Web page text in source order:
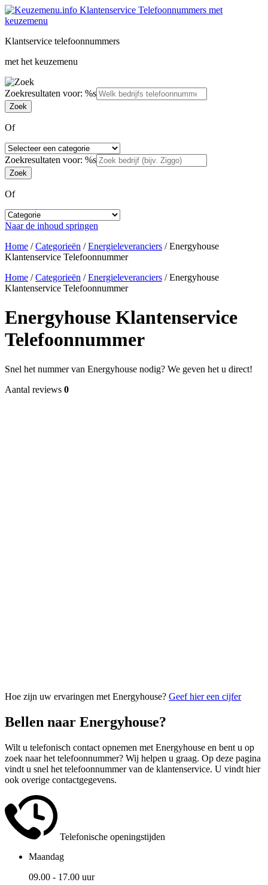
Klantservice telefoonnummers
met het keuzemenu
Zoekresultaten voor: %s
Of
Zoekresultaten voor: %s
Of
Naar de inhoud springen
Home /Categorieën /Energieleveranciers /Energyhouse
Klantenservice Telefoonnummer
Home /Categorieën /Energieleveranciers /Energyhouse
Klantenservice Telefoonnummer
Energyhouse Klantenservice
Telefoonnummer
Snel het nummer van Energyhouse nodig? We geven het u direct!
Aantal reviews 0
Hoe zijn uw ervaringen met Energyhouse? Geef hier een cijfer
Bellen naar Energyhouse?
Wilt u telefonisch contact opnemen met Energyhouse en bent u op
zoek naar het telefoonnummer? Wij helpen u graag. Op deze pagina
vindt u snel het telefoonnummer van de klantenservice. U vindt hier
ook overige contactgegevens.
Telefonische openingstijden
Maandag
09.00 - 17.00 uur